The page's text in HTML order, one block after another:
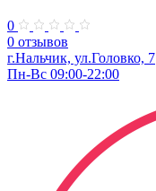
0
0 отзывов
г.Нальчик, ул.Головко, 7
Пн-Вс 09:00-22:00